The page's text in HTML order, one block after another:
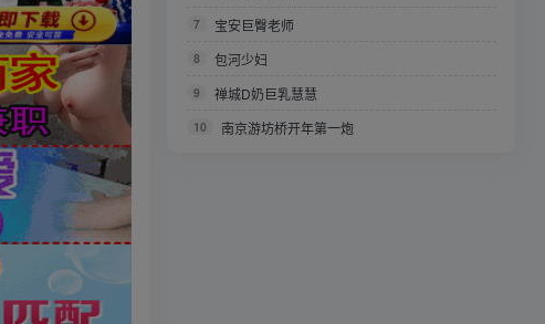
7 宝安巨臀老师
8 包河少妇
9 禅城D奶巨乳慧慧
10 南京游坊桥开年第一炮